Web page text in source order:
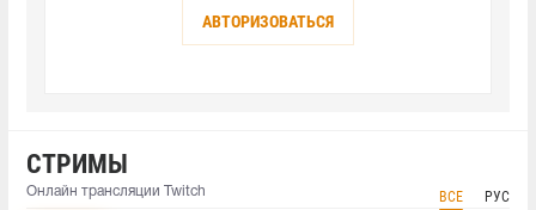
АВТОРИЗОВАТЬСЯ
СТРИМЫ
Онлайн трансляции Twitch ВСЕ РУС